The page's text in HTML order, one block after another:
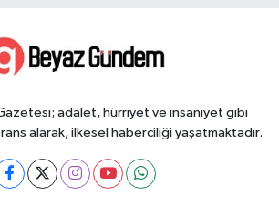
adalet, hürriyet ve insaniyet gibi
alarak, ilkesel haberciliği yaşatmaktadır.